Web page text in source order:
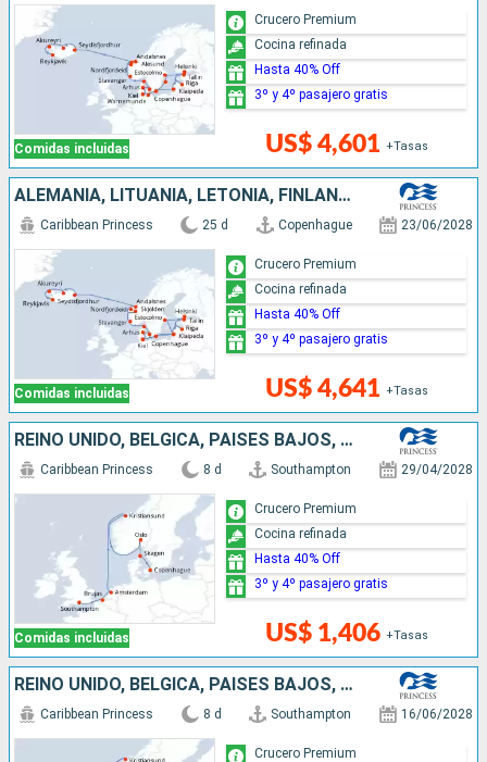
Comidas incluidas US$ 4,601 +Tasas
Crucero Premium
Cocina refinada
Hasta 40% Off
3º y 4º pasajero gratis
ALEMANIA, LITUANIA, LETONIA, FINLANDIA, ESTONIA, SUECIA, DINAMARCA, NORUEGA, ISLANDIA
Comidas incluidas
Caribbean Princess 25 d Copenhague 23/06/2028
US$ 4,641 +Tasas
Crucero Premium
Cocina refinada
Hasta 40% Off
3º y 4º pasajero gratis
REINO UNIDO, BÉLGICA, PAISES BAJOS, NORUEGA, DINAMARCA
Comidas incluidas
Caribbean Princess 8 d Southampton 29/04/2028
US$ 1,406 +Tasas
Crucero Premium
Cocina refinada
Hasta 40% Off
3º y 4º pasajero gratis
REINO UNIDO, BÉLGICA, PAISES BAJOS, NORUEGA, DINAMARCA
Caribbean Princess 8 d Southampton 16/06/2028
Crucero Premium